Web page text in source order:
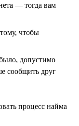
— тогда вам
чтобы
допустимо
сообщить друг
процесс найма